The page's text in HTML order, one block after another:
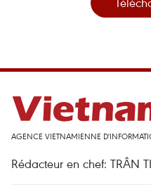
AGENCE VIETNAMIENNE
Rédacteur en chef: TRÂN